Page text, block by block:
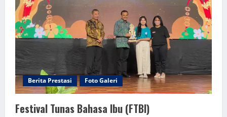
Berita Prestasi Foto Galeri
Festival Tunas Bahasa Ibu (FTBI)